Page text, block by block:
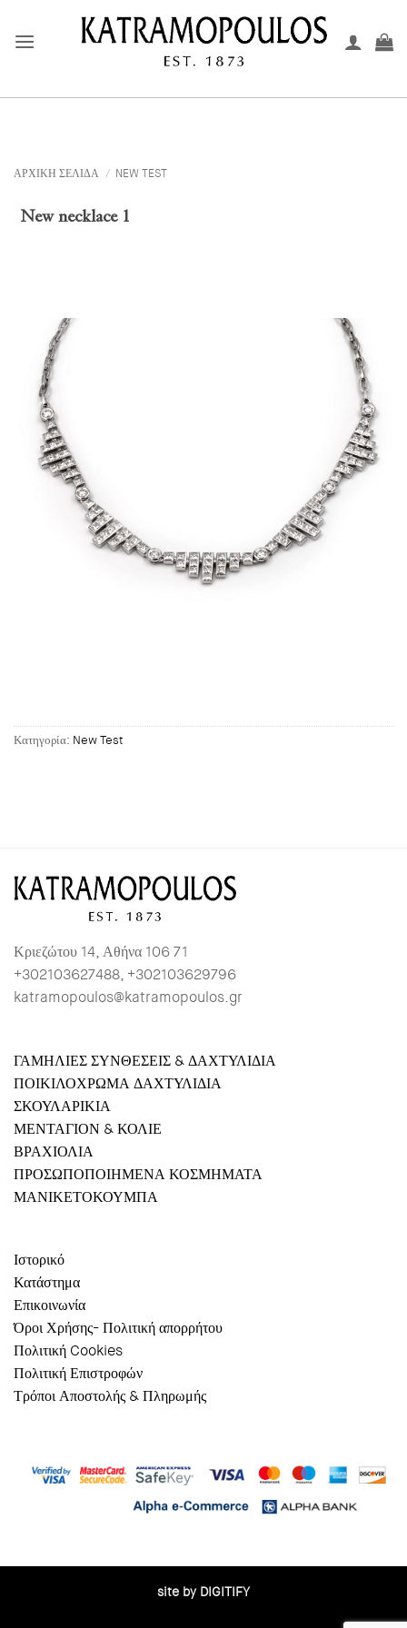
στο
ΑΡΧΙΚΉ ΣΕΛΊΔΑ / NEW TEST
New necklace 1
Κατηγορία: New Test
Κριεζώτου 14, Αθήνα 106 71
+302103627488, +302103629796
katramopoulos@katramopoulos.gr
ΓΑΜΗΛΙΕΣ ΣΥΝΘΕΣΕΙΣ & ΔΑΧΤΥΛΙΔΙΑ
ΠΟΙΚΙΛΟΧΡΩΜΑ ΔΑΧΤΥΛΙΔΙΑ
ΣΚΟΥΛΑΡΙΚΙΑ
ΜΕΝΤΑΓΙΟΝ & ΚΟΛΙΕ
ΒΡΑΧΙΟΛΙΑ
ΠΡΟΣΩΠΟΠΟΙΗΜΕΝΑ ΚΟΣΜΗΜΑΤΑ
ΜΑΝΙΚΕΤΟΚΟΥΜΠΑ
Ιστορικό
Κατάστημα
Επικοινωνία
Όροι Χρήσης- Πολιτική απορρήτου
Πολιτική Cookies
Πολιτική Επιστροφών
Τρόποι Αποστολής & Πληρωμής
site by DIGITIFY